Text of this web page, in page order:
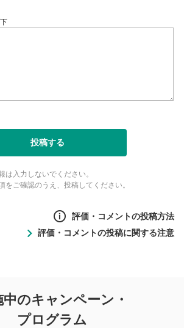
投稿する
は入力しないでください。
をご確認のうえ、投稿してください。
評価・コメントの投稿方法
評価・コメントの投稿に関する注意
稿に関する注意
中のキャンペーン・
プログラム